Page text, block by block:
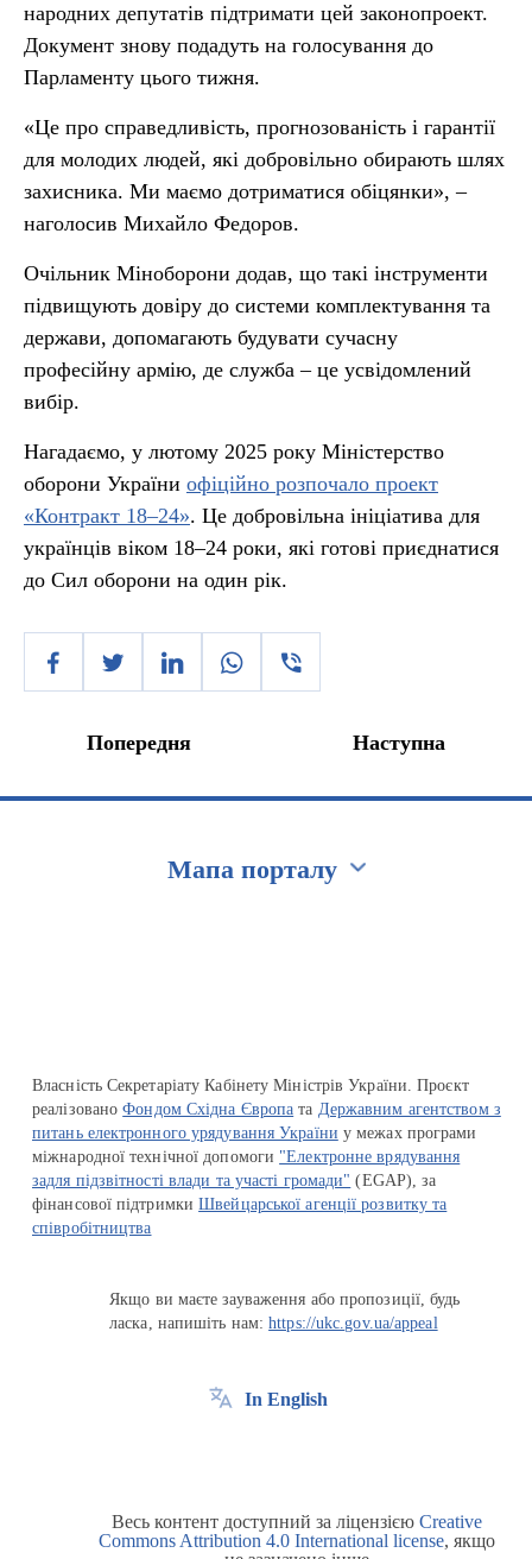
народних депутатів підтримати цей законопроект.
Документ знову подадуть на голосування до
Парламенту цього тижня.
«Це про справедливість, прогнозованість і гарантії
для молодих людей, які добровільно обирають шлях
захисника. Ми маємо дотриматися обіцянки», –
наголосив Михайло Федоров.
Очільник Міноборони додав, що такі інструменти
підвищують довіру до системи комплектування та
держави, допомагають будувати сучасну
професійну армію, де служба – це усвідомлений
вибір.
Нагадаємо, у лютому 2025 року Міністерство
оборони України офіційно розпочало проект
«Контракт 18–24». Це добровільна ініціатива для
українців віком 18–24 роки, які готові приєднатися
до Сил оборони на один рік.
Попередня Наступна
Мапа порталу
Власність Секретаріату Кабінету Міністрів України. Проєкт
реалізованоФондом Східна Європа та Державним агентством з
питань електронного урядування України у межах програми
міжнародної технічної допомоги "Електронне врядування
задля підзвітності влади та участі громади" (EGAP), за
фінансової підтримкиШвейцарської агенції розвитку та
співробітництва
Якщо ви маєте зауваження або пропозиції, будь
ласка, напишіть нам:https://ukc.gov.ua/appeal
In English
Весь контент доступний за ліцензією Creative
Commons Attribution 4.0 International license, якщо